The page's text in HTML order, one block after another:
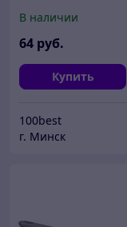
входит доставка по г
Минску
В наличии
64 руб.
Купить
100best
г. Минск